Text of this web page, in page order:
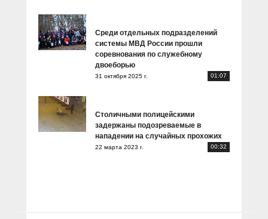
Среди отдельных подразделений
системы МВД России прошли
соревнования по служебному
двоеборью
31 октября 2025 г. 01:07
Столичными полицейскими
задержаны подозреваемые в
нападении на случайных прохожих
22 марта 2023 г. 00:32